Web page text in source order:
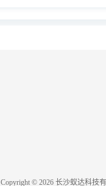
Copyright © 2026 长沙蚁达科技